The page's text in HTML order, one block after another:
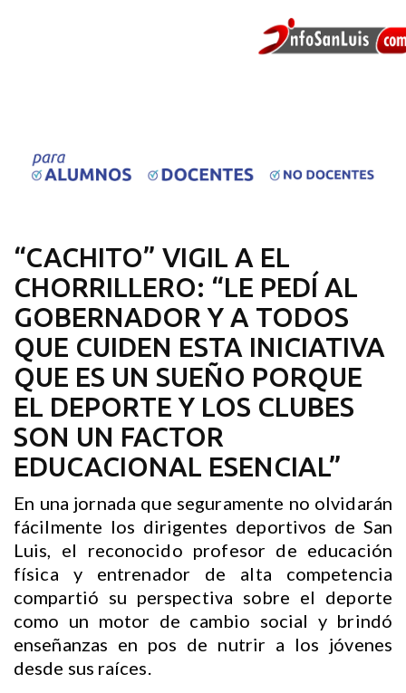
“CACHITO” VIGIL A EL
CHORRILLERO: “LE PEDÍ AL
GOBERNADOR Y A TODOS
QUE CUIDEN ESTA INICIATIVA
QUE ES UN SUEÑO PORQUE
EL DEPORTE Y LOS CLUBES
SON UN FACTOR
EDUCACIONAL ESENCIAL”
En una jornada que seguramente no olvidarán
fácilmente los dirigentes deportivos de San
Luis, el reconocido profesor de educación
física y entrenador de alta competencia
compartió su perspectiva sobre el deporte
como un motor de cambio social y brindó
enseñanzas en pos de nutrir a los jóvenes
desde sus raíces.